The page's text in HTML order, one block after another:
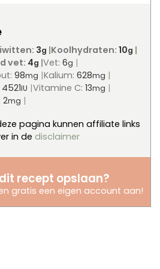
Koolhydraten: 10g
3g
Vet: 6g
vet: 4g
98mg Kalium: 628mg
4521IU Vitamine C: 13mg
2mg
pagina kunnen affiliate links
in de
disclaimer
recept opslaan?
gratis een eigen account aan!